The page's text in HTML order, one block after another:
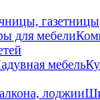
газетницы
для мебели
мебель
лоджии